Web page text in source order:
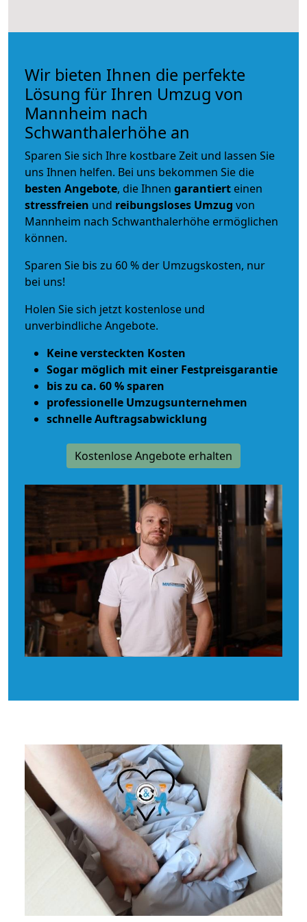
Wir bieten Ihnen die perfekte
Lösung für Ihren Umzug von
Mannheim nach
Schwanthalerhöhe an
Sparen Sie sich Ihre kostbare Zeit und lassen Sie
uns Ihnen helfen. Bei uns bekommen Sie die
besten Angebote, die Ihnen garantiert einen
stressfreien und reibungsloses Umzug von
Mannheim nach Schwanthalerhöhe ermöglichen
können.
Sparen Sie bis zu 60 % der Umzugskosten, nur
bei uns!
Holen Sie sich jetzt kostenlose und
unverbindliche Angebote.
Keine versteckten Kosten
Sogar möglich mit einer Festpreisgarantie
bis zu ca. 60 % sparen
professionelle Umzugsunternehmen
schnelle Auftragsabwicklung
Kostenlose Angebote erhalten